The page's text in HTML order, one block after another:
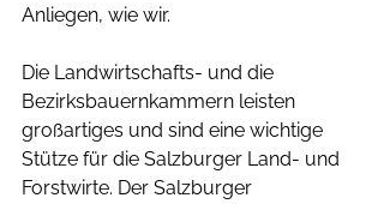
Anliegen, wie wir.
Die Landwirtschafts- und die
Bezirksbauernkammern leisten
großartiges und sind eine wichtige
Stütze für die Salzburger Land- und
Forstwirte. Der Salzburger